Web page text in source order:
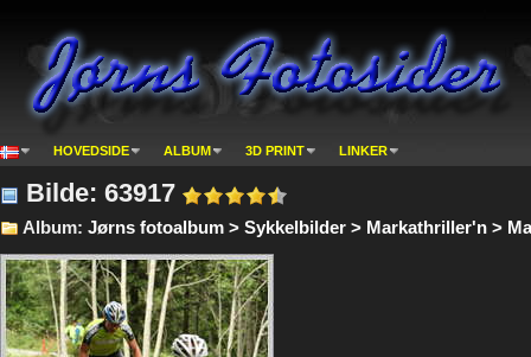
HOVEDSIDE ALBUM 3D PRINT LINKER
Bilde: 63917
Album: Jørns fotoalbum > Sykkelbilder > Markathriller'n >